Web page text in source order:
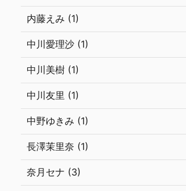
内藤えみ (1)
中川愛理沙 (1)
中川美樹 (1)
中川友里 (1)
中野ゆきみ (1)
長澤茉里奈 (1)
奈月セナ (3)